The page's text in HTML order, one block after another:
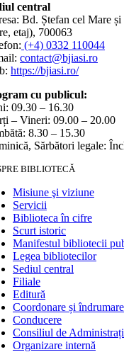
central
Bd. Ștefan cel Mare
etaj), 700063
(+4) 0332 110044
contact@bjiasi.ro
https://bjiasi.ro/
cu publicul:
09.30 – 16.30
– Vineri: 09.00 – 20.00
8.30 – 15.30
Sărbători legale:
BIBLIOTECĂ
Misiune şi viziune
Servicii
Biblioteca în cifre
Scurt istoric
Manifestul bibliotecii
Legea bibliotecilor
Sediul central
Filiale
Editură
Coordonare și
Conducere
Consiliul de
Organizare internă